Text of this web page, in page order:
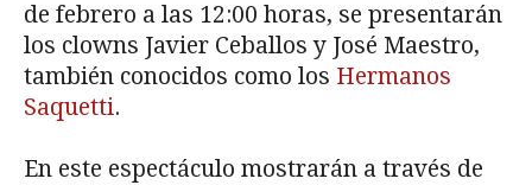
de febrero a las 12:00 horas, se presentarán
los clowns Javier Ceballos y José Maestro,
también conocidos como los Hermanos
Saquetti.
En este espectáculo mostrarán a través de